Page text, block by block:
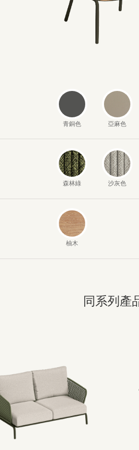
青銅色 亞麻色
森林綠 沙灰色
柚木
同系列產